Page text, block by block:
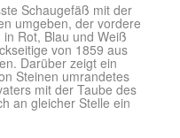
Schaugefäß mit der
umgeben, der vordere
Rot, Blau und Weiß
von 1859 aus
Darüber zeigt ein
Steinen umrandetes
mit der Taube des
an gleicher Stelle ein